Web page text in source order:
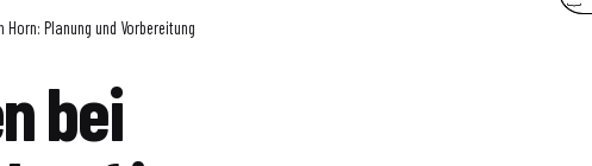
Planung und Vorbereitung
bei